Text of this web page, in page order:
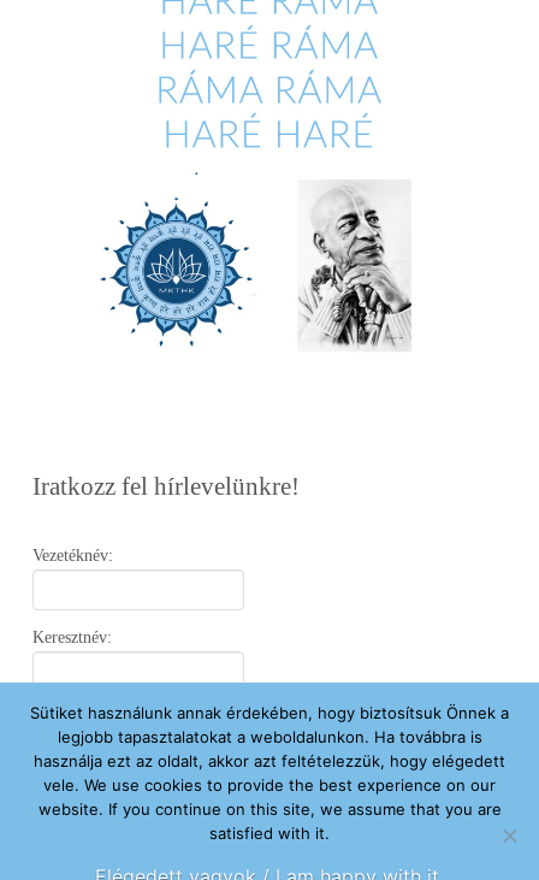
Iratkozz fel hírlevelünkre!
Vezetéknév:
Keresztnév:
Email:
Elfogadom az Adatvédelmi Nyilatkozatot.
Sütiket használunk annak érdekében, hogy biztosítsuk Önnek a
legjobb tapasztalatokat a weboldalunkon. Ha továbbra is
használja ezt az oldalt, akkor azt feltételezzük, hogy elégedett
vele. We use cookies to provide the best experience on our
website. If you continue on this site, we assume that you are
satisfied with it.